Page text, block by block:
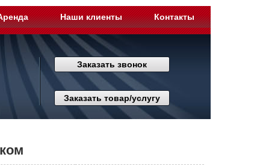
Наши клиенты Контакты
Заказать звонок
Заказать товар/услугу